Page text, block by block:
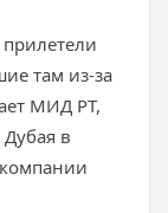
там из-за
МИД РТ,
в